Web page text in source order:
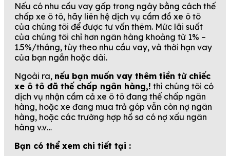
Nếu có nhu cầu vay gấp trong ngày bằng cách thế
chấp xe ô tô, hãy liên hệ dịch vụ cầm đồ xe ô tô
của chúng tôi để được tư vấn thêm. Mức lãi suất
của chúng tôi chỉ hơn ngân hàng khoảng từ 1% –
1.5%/tháng, tùy theo nhu cầu vay, và thời hạn vay
của bạn ngắn hoặc dài.
Ngoài ra, nếu bạn muốn vay thêm tiền từ chiếc
xe ô tô đã thế chấp ngân hàng,! thì chúng tôi có
dịch vụ nhận cầm cả xe ô tô đang thế chấp ngân
hàng, hoặc xe đang mua trả góp vẫn còn nợ ngân
hàng, hoặc các trường hợp hồ sơ có nợ xấu ngân
hàng v.v…
Bạn có thể xem chi tiết tại :